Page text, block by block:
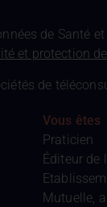
de Santé
et protection
de
Vous êtes
Praticien
Éditeur de
Mutuelle,